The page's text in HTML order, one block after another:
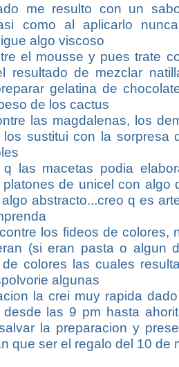
me resulto con un
como al aplicarlo
algo viscoso
el mousse y pues trate
resultado de mezclar
gelatina de
de los cactus
las magdalenas, los
sustitui con la sorpresa
q las macetas podia
de unicel con algo
abstracto...creo q es
los fideos de colores,
(si eran pasta o algun
colores las cuales
algunas
la crei muy rapida
desde las 9 pm hasta
la preparacion y
que ser el regalo del 10 de